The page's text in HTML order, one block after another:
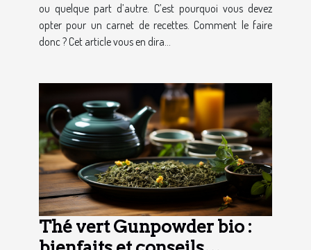
ou quelque part d’autre. C’est pourquoi vous devez
opter pour un carnet de recettes. Comment le faire
donc ? Cet article vous en dira...
Thé vert Gunpowder bio :